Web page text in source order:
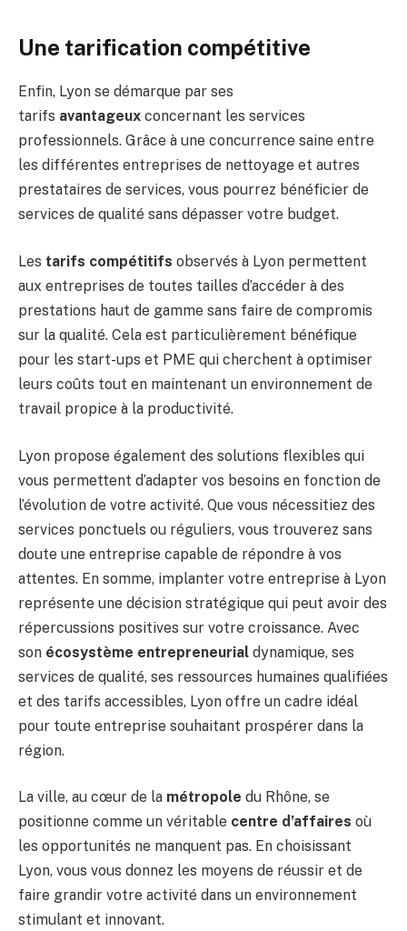
Une tarification compétitive
Enfin, Lyon se démarque par ses
tarifs avantageux concernant les services
professionnels. Grâce à une concurrence saine entre
les différentes entreprises de nettoyage et autres
prestataires de services, vous pourrez bénéficier de
services de qualité sans dépasser votre budget.
Les tarifs compétitifs observés à Lyon permettent
aux entreprises de toutes tailles d’accéder à des
prestations haut de gamme sans faire de compromis
sur la qualité. Cela est particulièrement bénéfique
pour les start-ups et PME qui cherchent à optimiser
leurs coûts tout en maintenant un environnement de
travail propice à la productivité.
Lyon propose également des solutions flexibles qui
vous permettent d’adapter vos besoins en fonction de
l’évolution de votre activité. Que vous nécessitiez des
services ponctuels ou réguliers, vous trouverez sans
doute une entreprise capable de répondre à vos
attentes. En somme, implanter votre entreprise à Lyon
représente une décision stratégique qui peut avoir des
répercussions positives sur votre croissance. Avec
son écosystème entrepreneurial dynamique, ses
services de qualité, ses ressources humaines qualifiées
et des tarifs accessibles, Lyon offre un cadre idéal
pour toute entreprise souhaitant prospérer dans la
région.
La ville, au cœur de la métropole du Rhône, se
positionne comme un véritable centre d’affaires où
les opportunités ne manquent pas. En choisissant
Lyon, vous vous donnez les moyens de réussir et de
faire grandir votre activité dans un environnement
stimulant et innovant.